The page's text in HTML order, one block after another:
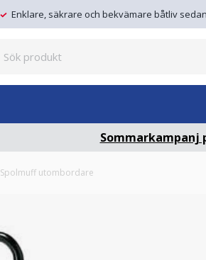
Enklare, säkrare och bekvämare båtliv
Sommarkampanj
Spolmuff utombordare